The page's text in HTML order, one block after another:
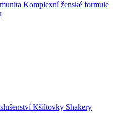
Komplexní ženské formule
Kšiltovky Shakery